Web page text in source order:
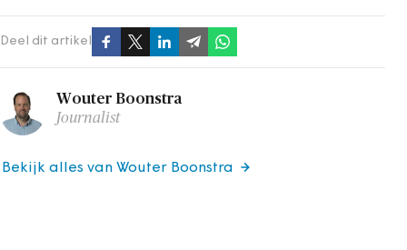
Deel dit artikel
Wouter Boonstra
Journalist
Bekijk alles van Wouter Boonstra